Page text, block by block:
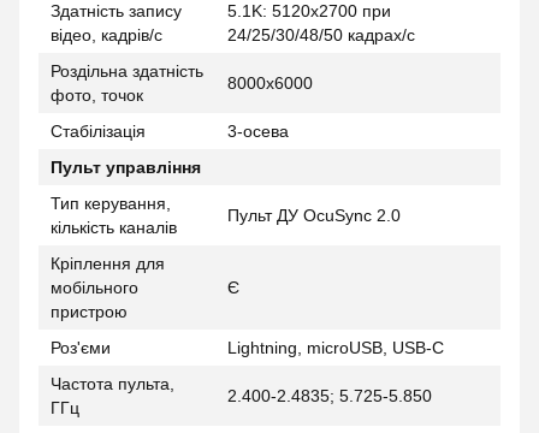
Здатність запису
відео, кадрів/с
5.1K: 5120x2700 при
24/25/30/48/50 кадрах/c
Роздільна здатність
фото, точок
8000x6000
Стабілізація
3-осева
Пульт управління
Тип керування,
кількість каналів
Пульт ДУ OcuSync 2.0
Кріплення для
мобільного
пристрою
Є
Роз'єми
Lightning, microUSB, USB-C
Частота пульта,
ГГц
2.400-2.4835; 5.725-5.850